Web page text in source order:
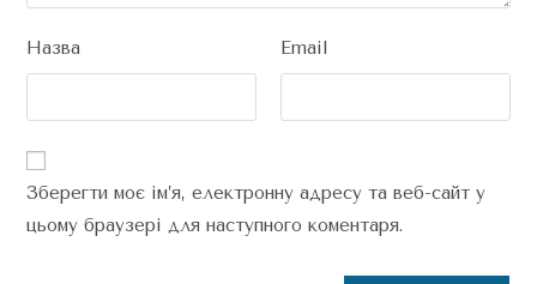
Назва Email
Зберегти моє ім’я, електронну адресу та веб-сайт у
цьому браузері для наступного коментаря.